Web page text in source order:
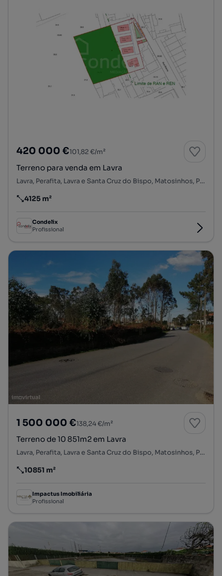
420 000 €101,82 €/m²
Terreno para venda em Lavra
Lavra, Perafita, Lavra e Santa Cruz do Bispo, Matosinhos, Porto
Preço por metro quadrado
4125 m²
Condelix
Profissional
1 500 000 €138,24 €/m²
Terreno de 10 851m2 em Lavra
Lavra, Perafita, Lavra e Santa Cruz do Bispo, Matosinhos, Porto
Preço por metro quadrado
10851 m²
Impactus Imobiliária
Profissional